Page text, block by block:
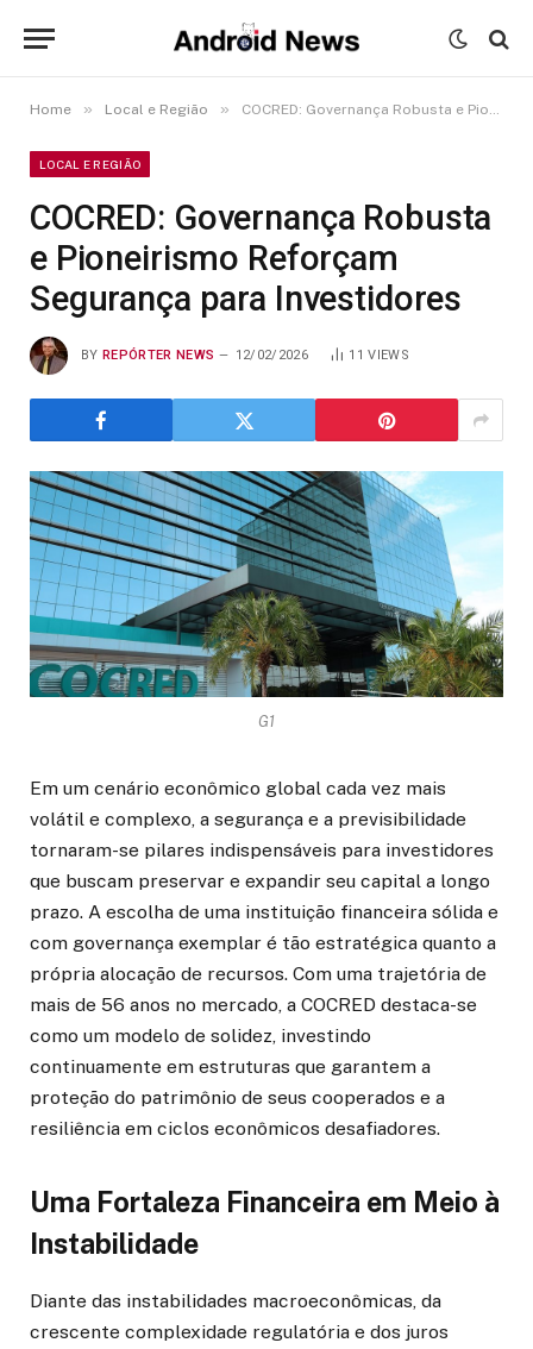
Home » Local e Região » COCRED: Governança Robusta e Pioneirismo Reforçam Segurança para Investidores
LOCAL E REGIÃO
COCRED: Governança Robusta
e Pioneirismo Reforçam
Segurança para Investidores
BY REPÓRTER NEWS 12/02/2026 11VIEWS
G1
Em um cenário econômico global cada vez mais
volátil e complexo, a segurança e a previsibilidade
tornaram-se pilares indispensáveis para investidores
que buscam preservar e expandir seu capital a longo
prazo. A escolha de uma instituição financeira sólida e
com governança exemplar é tão estratégica quanto a
própria alocação de recursos. Com uma trajetória de
mais de 56 anos no mercado, a COCRED destaca-se
como um modelo de solidez, investindo
continuamente em estruturas que garantem a
proteção do patrimônio de seus cooperados e a
resiliência em ciclos econômicos desafiadores.
Uma Fortaleza Financeira em Meio à
Instabilidade
Diante das instabilidades macroeconômicas, da
crescente complexidade regulatória e dos juros